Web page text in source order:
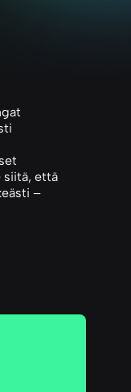
siitä, että
–